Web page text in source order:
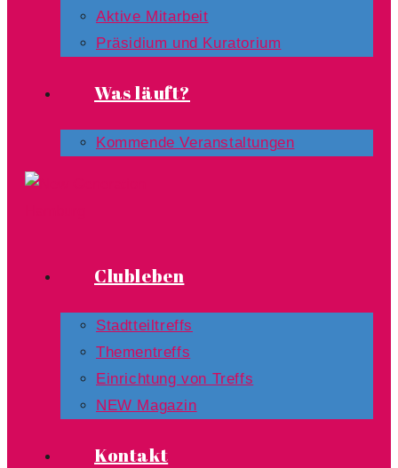
Aktive Mitarbeit
Präsidium und Kuratorium
Was läuft?
Kommende Veranstaltungen
Clubleben
Stadtteiltreffs
Thementreffs
Einrichtung von Treffs​
NEW Magazin
Kontakt